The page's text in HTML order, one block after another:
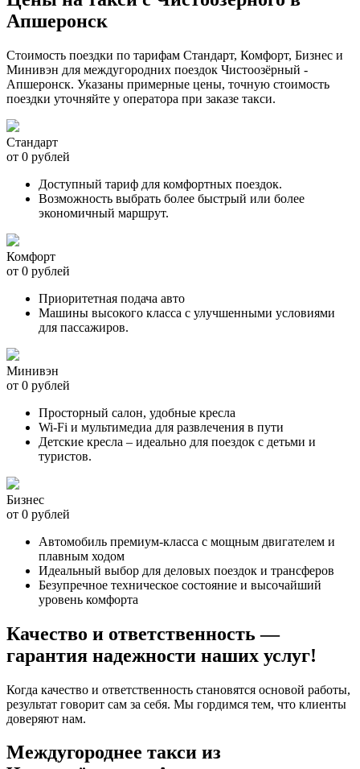
Апшеронск
Стоимость поездки по тарифам Стандарт, Комфорт, Бизнес и
Минивэн для междугородних поездок Чистоозёрный -
Апшеронск. Указаны примерные цены, точную стоимость
поездки уточняйте у оператора при заказе такси.
Стандарт
от 0 рублей
Доступный тариф для комфортных поездок.
Возможность выбрать более быстрый или более
экономичный маршрут.
Комфорт
от 0 рублей
Приоритетная подача авто
Машины высокого класса с улучшенными условиями
для пассажиров.
Минивэн
от 0 рублей
Просторный салон, удобные кресла
Wi-Fi и мультимедиа для развлечения в пути
Детские кресла – идеально для поездок с детьми и
туристов.
Бизнес
от 0 рублей
Автомобиль премиум-класса с мощным двигателем и
плавным ходом
Идеальный выбор для деловых поездок и трансферов
Безупречное техническое состояние и высочайший
уровень комфорта
Качество и ответственность —
гарантия надежности наших услуг!
Когда качество и ответственность становятся основой работы,
результат говорит сам за себя. Мы гордимся тем, что клиенты
доверяют нам.
Междугороднее такси из